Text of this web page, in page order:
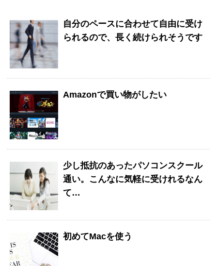
自分のペースに合わせて自由に受け
られるので、長く続けられそうです
Amazonで買い物がしたい
少し抵抗のあったパソコンスクール
通い。こんなに気軽に受けれるなん
て…
初めてMacを使う